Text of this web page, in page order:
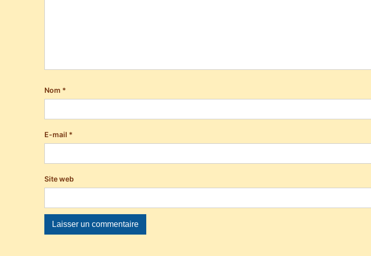
Nom *
E-mail *
Site web